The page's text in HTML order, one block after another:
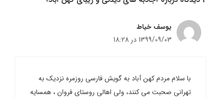
یوسف خیاط
1399/09/03 در 18:28
با سلام مردم کهن آباد به گویش فارسی روزمره نزدیک به
تهرانی صحبت می کنند، ولی اهالی روستای فروان ، همسایه